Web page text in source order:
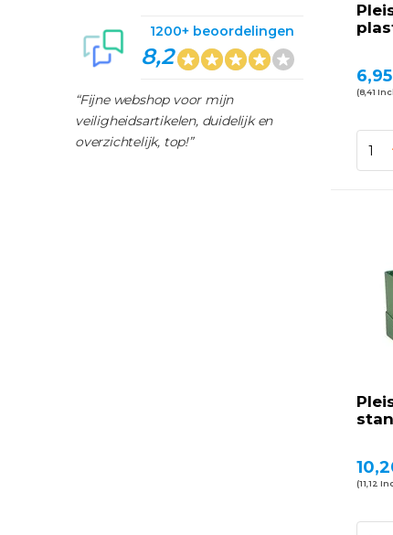
6,95
(8,41
(11,12
8,2
1200+ beoordelingen
“Fijne webshop voor mijn
veiligheidsartikelen, duidelijk en
overzichtelijk, top!”